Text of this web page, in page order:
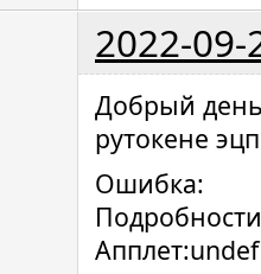
2022-09-
Добрый
рутокене
Ошибка: